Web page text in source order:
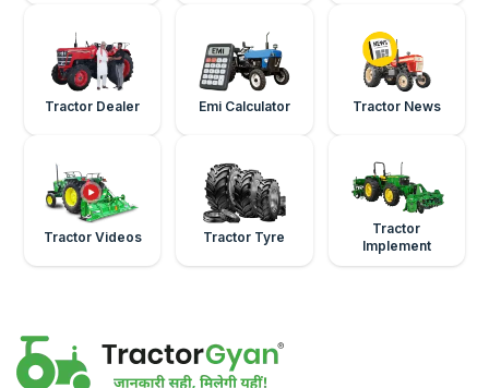
Tractor Dealer Emi Calculator Tractor News
Tractor Videos Tractor Tyre
Tractor
Implement